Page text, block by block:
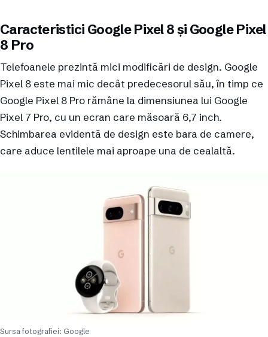
Caracteristici Google Pixel 8 și Google Pixel
8 Pro
Telefoanele prezintă mici modificări de design. Google
Pixel 8 este mai mic decât predecesorul său, în timp ce
Google Pixel 8 Pro rămâne la dimensiunea lui Google
Pixel 7 Pro, cu un ecran care măsoară 6,7 inch.
Schimbarea evidentă de design este bara de camere,
care aduce lentilele mai aproape una de cealaltă.
Sursa fotografiei: Google